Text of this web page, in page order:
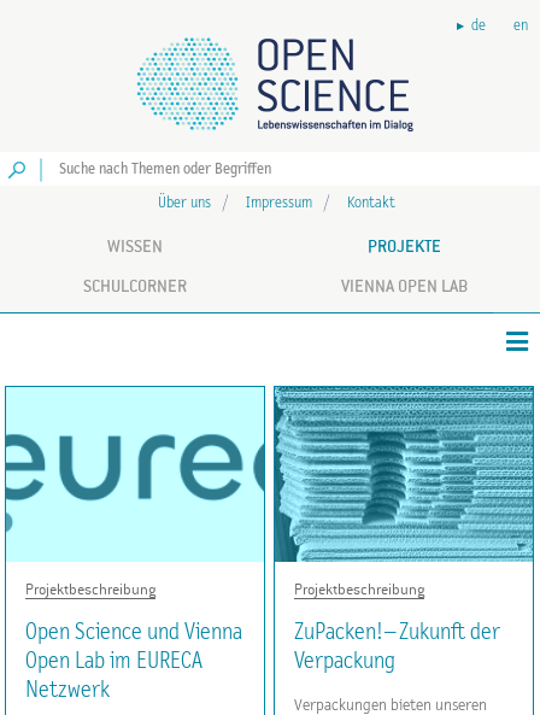
de en
Über uns Impressum Kontakt
WISSEN PROJEKTE
SCHULCORNER VIENNA OPEN LAB
Projektbeschreibung
Open Science und Vienna
Open Lab im EURECA
Netzwerk
Projektbeschreibung
ZuPacken! – Zukunft der
Verpackung
Verpackungen bieten unseren